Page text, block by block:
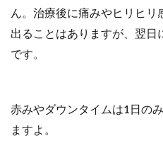
ん。治療後に痛みやヒリヒリ
出ることはありますが、翌日
です。
赤みやダウンタイムは1日の
ますよ。